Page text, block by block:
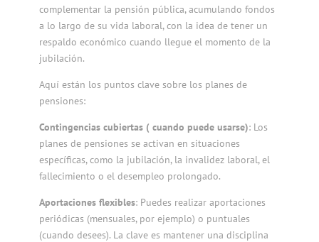
complementar la pensión pública, acumulando fondos
a lo largo de su vida laboral, con la idea de tener un
respaldo económico cuando llegue el momento de la
jubilación.
Aquí están los puntos clave sobre los planes de
pensiones:
Contingencias cubiertas ( cuando puede usarse): Los
planes de pensiones se activan en situaciones
específicas, como la jubilación, la invalidez laboral, el
fallecimiento o el desempleo prolongado.
Aportaciones flexibles: Puedes realizar aportaciones
periódicas (mensuales, por ejemplo) o puntuales
(cuando desees). La clave es mantener una disciplina